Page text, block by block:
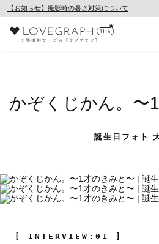
【お知らせ】撮影時の暑さ対策について
かぞくじかん。〜
誕生日フォト
[ INTERVIEW:01 ]